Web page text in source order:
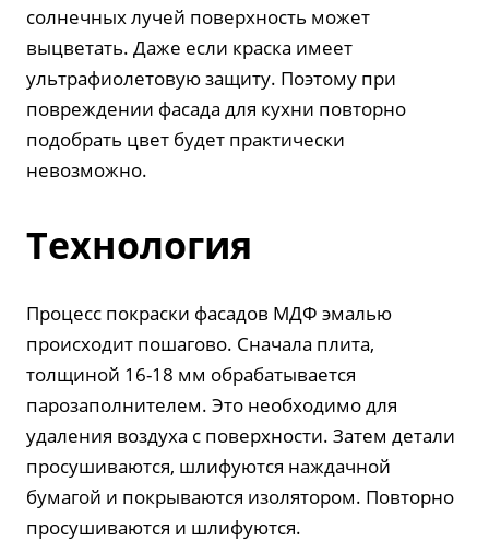
солнечных лучей поверхность может
выцветать. Даже если краска имеет
ультрафиолетовую защиту. Поэтому при
повреждении фасада для кухни повторно
подобрать цвет будет практически
невозможно.
Технология
Процесс покраски фасадов МДФ эмалью
происходит пошагово. Сначала плита,
толщиной 16-18 мм обрабатывается
парозаполнителем. Это необходимо для
удаления воздуха с поверхности. Затем детали
просушиваются, шлифуются наждачной
бумагой и покрываются изолятором. Повторно
просушиваются и шлифуются.